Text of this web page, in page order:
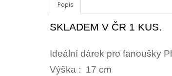
Popis
SKLADEM V ČR 1 KUS.
Ideální dárek pro fanoušky
Výška : 17 cm